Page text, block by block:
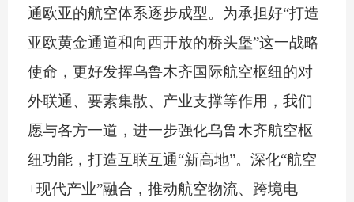
通欧亚的航空体系逐步成型。为承担好“打造
亚欧黄金通道和向西开放的桥头堡”这一战略
使命，更好发挥乌鲁木齐国际航空枢纽的对
外联通、要素集散、产业支撑等作用，我们
愿与各方一道，进一步强化乌鲁木齐航空枢
纽功能，打造互联互通“新高地”。深化“航空
+现代产业”融合，推动航空物流、跨境电